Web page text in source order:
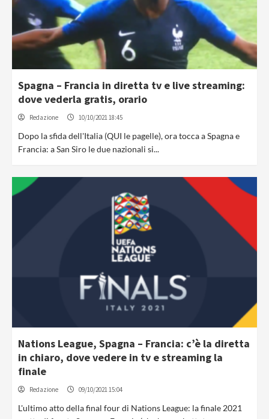
Spagna – Francia in diretta tv e live streaming:
dove vederla gratis, orario
Redazione 10/10/2021 18:45
Dopo la sfida dell'Italia (QUI le pagelle), ora tocca a Spagna e
Francia: a San Siro le due nazionali si...
Nations League, Spagna – Francia: c’è la diretta
in chiaro, dove vedere in tv e streaming la
finale
Redazione 09/10/2021 15:04
L'ultimo atto della final four di Nations League: la finale 2021